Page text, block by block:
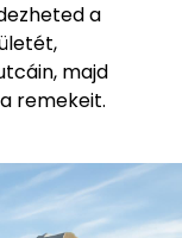
a
majd
remekeit.